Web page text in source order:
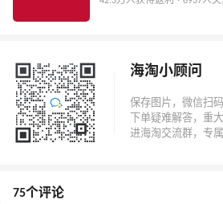
海淘小顾问
75个评论